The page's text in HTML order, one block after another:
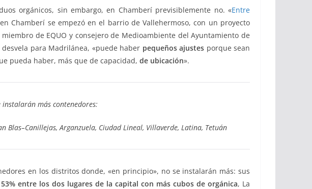
orgánicos, sin embargo, en Chamberí previsiblemente no. «Entre
Chamberí se empezó en el barrio de Vallehermoso, con un proyecto
de EQUO y consejero de Medioambiente del Ayuntamiento de
desvela para Madrilánea, «puede haber pequeños ajustes porque sean
pueda haber, más que de capacidad, de ubicación».
más contenedores:
Blas–Canillejas, Arganzuela, Ciudad Lineal, Villaverde, Latina, Tetuán
en los distritos donde, «en principio», no se instalarán más: sus
entre los dos lugares de la capital con más cubos de orgánica, La